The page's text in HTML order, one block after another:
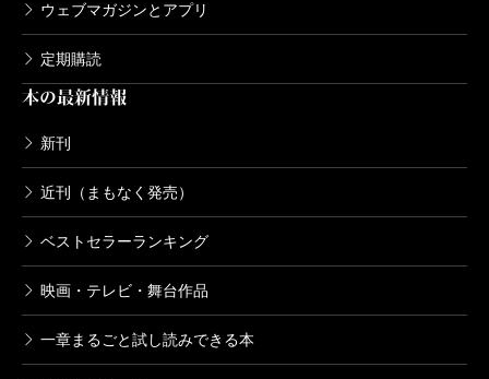
ウェブマガジンとアプリ
定期購読
本の最新情報
新刊
近刊（まもなく発売）
ベストセラーランキング
映画・テレビ・舞台作品
一章まるごと試し読みできる本